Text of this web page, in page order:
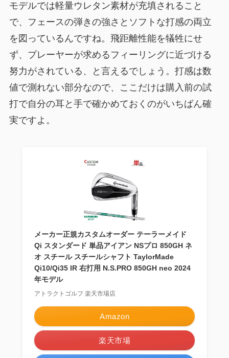
モデルでは軽量ウレタン素材が充填されること
で、フェースの弾きの強さとソフトな打感の両立
を図っているんですね。飛距離性能を犠牲にせ
ず、プレーヤーが求めるフィーリングに近づける
努力がされている、と言えるでしょう。打感は数
値で測れない部分なので、ここだけは購入前の試
打で自分の耳と手で確かめておくのがいちばん確
実ですよ。
メーカー正規カスタムオーダー テーラーメイド
Qi スタンダード 単品アイアン NSプロ 850GH ネ
オ スチール スチールシャフト TaylorMade
Qi10/Qi35 IR 右打用 N.S.PRO 850GH neo 2024
年モデル
アトラクトゴルフ 楽天市場店
Amazon
楽天市場